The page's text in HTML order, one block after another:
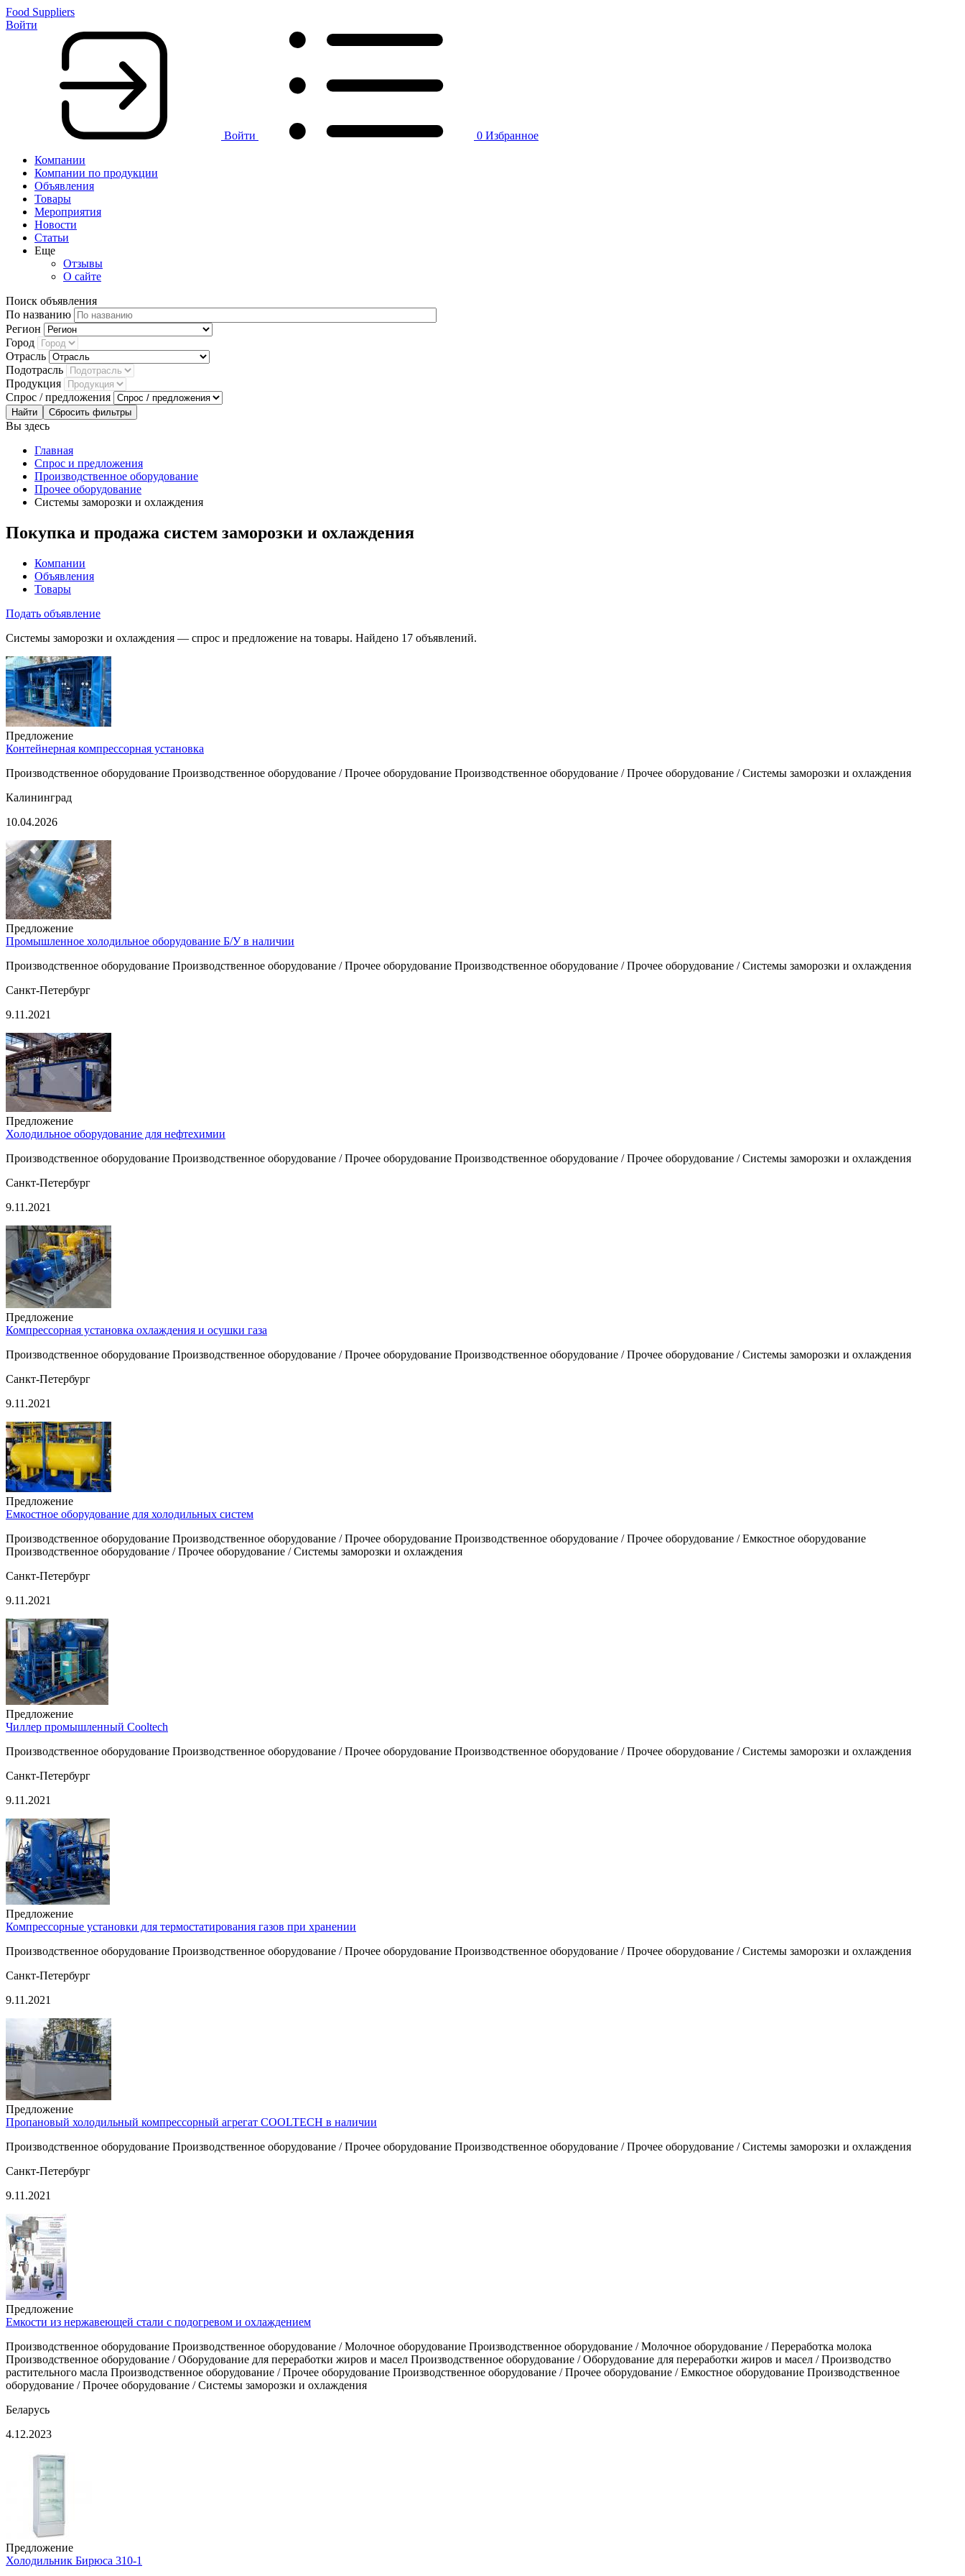
Food Suppliers
Войти
Войти 0 Избранное
Компании
Компании по продукции
Объявления
Товары
Мероприятия
Новости
Статьи
Еще
Отзывы
О сайте
Поиск объявления
По названию
Регион
Город
Отрасль
Подотрасль
Продукция
Спрос / предложения
Сбросить фильтры
Вы здесь
Главная
Спрос и предложения
Производственное оборудование
Прочее оборудование
Системы заморозки и охлаждения
Покупка и продажа систем заморозки и охлаждения
Компании
Объявления
Товары
Подать объявление
Системы заморозки и охлаждения — спрос и предложение на товары. Найдено 17 объявлений.
Предложение
Контейнерная компрессорная установка
Производственное оборудование Производственное оборудование / Прочее оборудование Производственное оборудование / Прочее оборудование / Системы заморозки и охлаждения
Калининград
10.04.2026
Предложение
Промышленное холодильное оборудование Б/У в наличии
Производственное оборудование Производственное оборудование / Прочее оборудование Производственное оборудование / Прочее оборудование / Системы заморозки и охлаждения
Санкт-Петербург
9.11.2021
Предложение
Холодильное оборудование для нефтехимии
Производственное оборудование Производственное оборудование / Прочее оборудование Производственное оборудование / Прочее оборудование / Системы заморозки и охлаждения
Санкт-Петербург
9.11.2021
Предложение
Компрессорная установка охлаждения и осушки газа
Производственное оборудование Производственное оборудование / Прочее оборудование Производственное оборудование / Прочее оборудование / Системы заморозки и охлаждения
Санкт-Петербург
9.11.2021
Предложение
Емкостное оборудование для холодильных систем
Производственное оборудование Производственное оборудование / Прочее оборудование Производственное оборудование / Прочее оборудование / Емкостное оборудование
Производственное оборудование / Прочее оборудование / Системы заморозки и охлаждения
Санкт-Петербург
9.11.2021
Предложение
Чиллер промышленный Cooltech
Производственное оборудование Производственное оборудование / Прочее оборудование Производственное оборудование / Прочее оборудование / Системы заморозки и охлаждения
Санкт-Петербург
9.11.2021
Предложение
Компрессорные установки для термостатирования газов при хранении
Производственное оборудование Производственное оборудование / Прочее оборудование Производственное оборудование / Прочее оборудование / Системы заморозки и охлаждения
Санкт-Петербург
9.11.2021
Предложение
Пропановый холодильный компрессорный агрегат COOLTECH в наличии
Производственное оборудование Производственное оборудование / Прочее оборудование Производственное оборудование / Прочее оборудование / Системы заморозки и охлаждения
Санкт-Петербург
9.11.2021
Предложение
Емкости из нержавеющей стали с подогревом и охлаждением
Производственное оборудование Производственное оборудование / Молочное оборудование Производственное оборудование / Молочное оборудование / Переработка молока
Производственное оборудование / Оборудование для переработки жиров и масел Производственное оборудование / Оборудование для переработки жиров и масел / Производство
растительного масла Производственное оборудование / Прочее оборудование Производственное оборудование / Прочее оборудование / Емкостное оборудование Производственное
оборудование / Прочее оборудование / Системы заморозки и охлаждения
Беларусь
4.12.2023
Предложение
Холодильник Бирюса 310-1